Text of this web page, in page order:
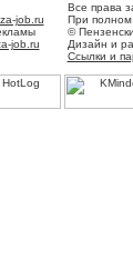
job.ru
job.ru
Все права
При полном
©
Дизайн и
Ссылки и